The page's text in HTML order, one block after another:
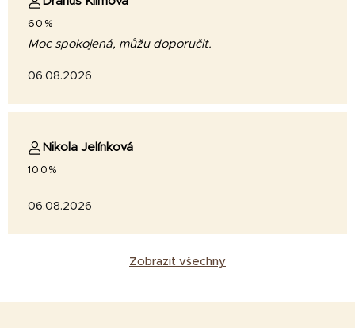
60%
Moc spokojená, můžu doporučit.
06.08.2026
Nikola Jelínková
100%
06.08.2026
Zobrazit všechny